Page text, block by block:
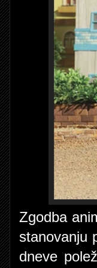
Zgodba
stanovanju
dneve